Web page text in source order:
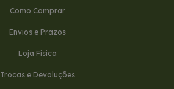
Como Comprar
Envios e Prazos
Loja Fisica
Trocas e Devoluções